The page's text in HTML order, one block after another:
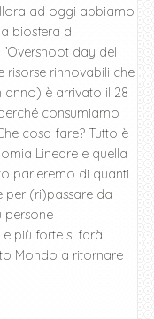
ad oggi abbiamo
biosfera di
day del
risorse rinnovabili che
anno) è arrivato il 28
consumiamo
cosa fare? Tutto è
Lineare e quella
parleremo di quanti
per (ri)passare da
persone
più forte si farà
Mondo a ritornare